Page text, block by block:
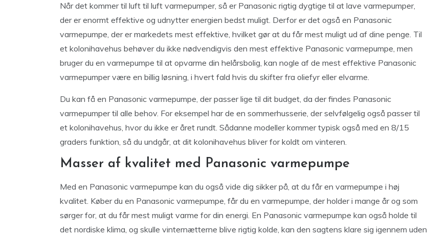
Når det kommer til luft til luft varmepumper, så er Panasonic rigtig dygtige til at lave varmepumper,
der er enormt effektive og udnytter energien bedst muligt. Derfor er det også en Panasonic
varmepumpe, der er markedets mest effektive, hvilket gør at du får mest muligt ud af dine penge. Til
et kolonihavehus behøver du ikke nødvendigvis den mest effektive Panasonic varmepumpe, men
bruger du en varmepumpe til at opvarme din helårsbolig, kan nogle af de mest effektive Panasonic
varmepumper være en billig løsning, i hvert fald hvis du skifter fra oliefyr eller elvarme.
Du kan få en Panasonic varmepumpe, der passer lige til dit budget, da der findes Panasonic
varmepumper til alle behov. For eksempel har de en sommerhusserie, der selvfølgelig også passer til
et kolonihavehus, hvor du ikke er året rundt. Sådanne modeller kommer typisk også med en 8/15
graders funktion, så du undgår, at dit kolonihavehus bliver for koldt om vinteren.
Masser af kvalitet med Panasonic varmepumpe
Med en Panasonic varmepumpe kan du også vide dig sikker på, at du får en varmepumpe i høj
kvalitet. Køber du en Panasonic varmepumpe, får du en varmepumpe, der holder i mange år og som
sørger for, at du får mest muligt varme for din energi. En Panasonic varmepumpe kan også holde til
det nordiske klima, og skulle vinternætterne blive rigtig kolde, kan den sagtens klare sig igennem uden